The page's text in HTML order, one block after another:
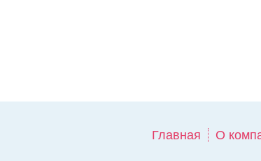
Главная О